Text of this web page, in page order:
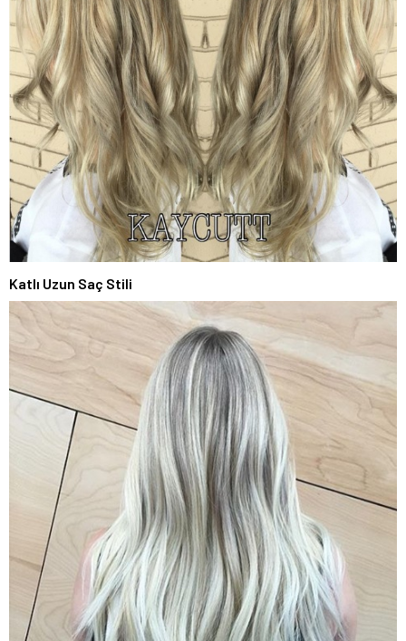
Katlı Uzun Saç Stili